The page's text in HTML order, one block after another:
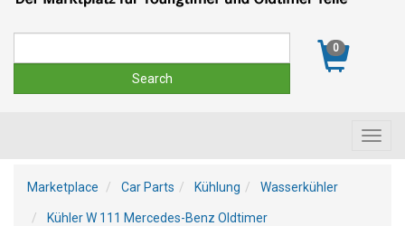
0
Marketplace Car Parts Kühlung Wasserkühler
Kühler W 111 Mercedes-Benz Oldtimer